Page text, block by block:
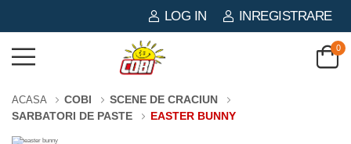
LOG IN INREGISTRARE
0
ACASA COBI
SCENE DE CRACIUN
SARBATORI DE PASTE
EASTER BUNNY